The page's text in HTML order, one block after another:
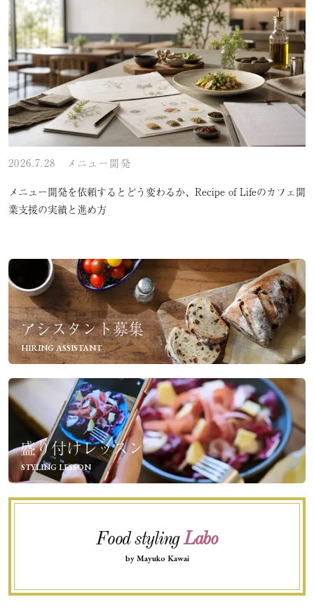
2026.7.28 メニュー開発
メニュー開発を依頼するとどう変わるか、Recipe of Lifeのカフェ開
業支援の実績と進め方
アシスタント募集
HIRING ASSISTANT
盛り付けレッスン
STYLING LESSON
Food stylingLabo
by Mayuko Kawai